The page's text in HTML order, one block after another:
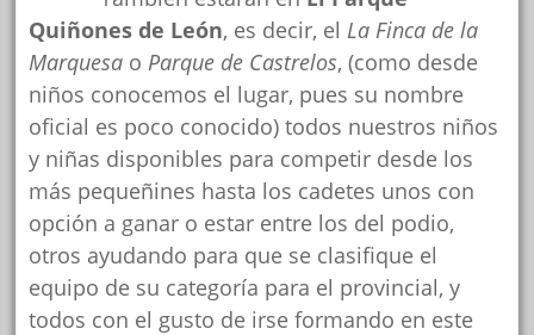
Quiñones de León, es decir, el La Finca de la
Marquesa o Parque de Castrelos, (como desde
niños conocemos el lugar, pues su nombre
oficial es poco conocido) todos nuestros niños
y niñas disponibles para competir desde los
más pequeñines hasta los cadetes unos con
opción a ganar o estar entre los del podio,
otros ayudando para que se clasifique el
equipo de su categoría para el provincial, y
todos con el gusto de irse formando en este